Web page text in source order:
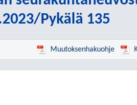
Pykälä 135
Muutoksenhakuohje